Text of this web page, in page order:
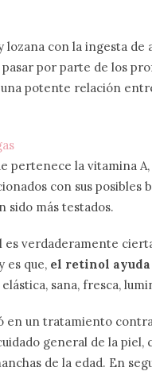
lozana con la ingesta
por parte de los
potente relación
pertenece la vitamina
con sus posibles
sido más testados.
verdaderamente
es que, el retinol
sana, fresca,
un tratamiento
general de la piel,
de la edad. En